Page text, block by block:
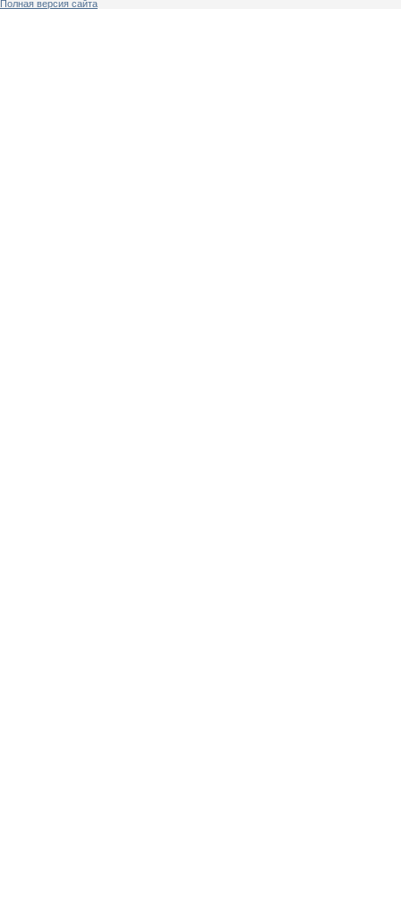
Полная версия сайта